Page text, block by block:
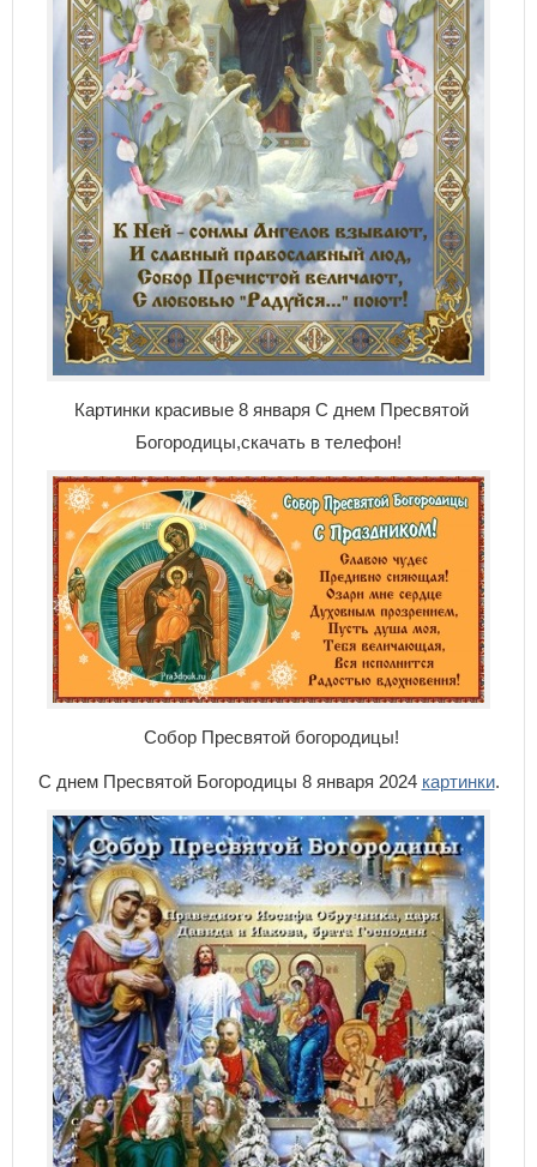
Картинки красивые 8 января С днем Пресвятой
Богородицы,скачать в телефон!
Собор Пресвятой богородицы!
С днем Пресвятой Богородицы 8 января 2024 картинки.